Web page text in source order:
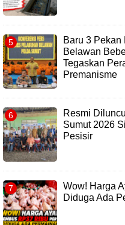
Baru 3
Belawan
Tegaskan
Premanisme
Resmi
Sumut 2026
Pesisir
Wow! Harga
Diduga Ada